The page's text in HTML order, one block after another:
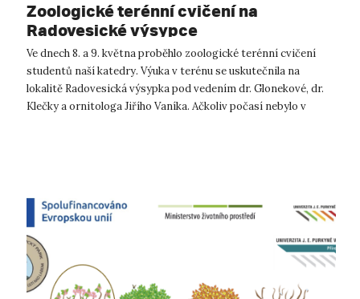
Zoologické terénní cvičení na
Radovesické výsypce
Ve dnech 8. a 9. května proběhlo zoologické terénní cvičení
studentů naší katedry. Výuka v terénu se uskutečnila na
lokalitě Radovesická výsypka pod vedením dr. Glonekové, dr.
Klečky a ornitologa Jiřího Vaníka. Ačkoliv počasí nebylo v